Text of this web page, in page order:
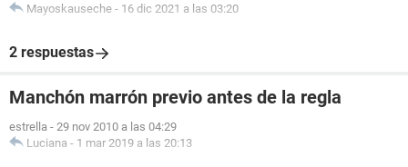
Mayoskauseche - 16 dic 2021 a las 03:20
2 respuestas
Manchón marrón previo antes de la regla
estrella - 29 nov 2010 a las 04:29
Luciana - 1 mar 2019 a las 20:13